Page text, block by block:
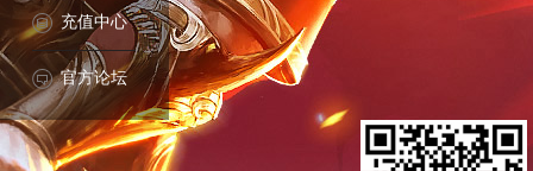
充值中心
官方论坛